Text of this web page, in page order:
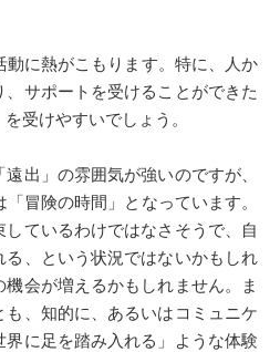
動に熱がこもります。特に、人か
サポートを受けることができた
受けやすいでしょう。
出」の雰囲気が強いのですが、
冒険の時間」となっています。
ているわけではなさそうで、自
、という状況ではないかもしれ
会が増えるかもしれません。ま
、知的に、あるいはコミュニケ
に足を踏み入れる」ような体験